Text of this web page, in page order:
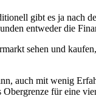
gibt es ja nach
entweder die
sehen und
auch mit wenig
für eine